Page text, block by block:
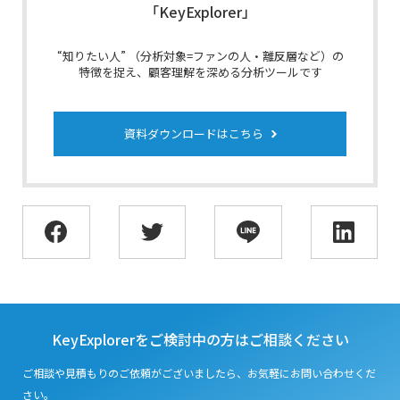
「KeyExplorer」
“知りたい人” （分析対象=ファンの人・離反層など）の
特徴を捉え、顧客理解を深める分析ツールです
資料ダウンロードはこちら
KeyExplorerをご検討中の方はご相談ください
ご相談や見積もりのご依頼がございましたら、お気軽にお問い合わせくだ
さい。